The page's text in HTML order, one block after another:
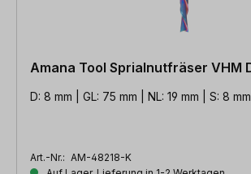
Amana Tool Sprialnutfräser VHM
D: 8 mm | GL: 75 mm | NL: 19 mm | S: 8
Art.-Nr.: AM-48218-K